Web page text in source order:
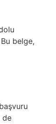
belge,
de